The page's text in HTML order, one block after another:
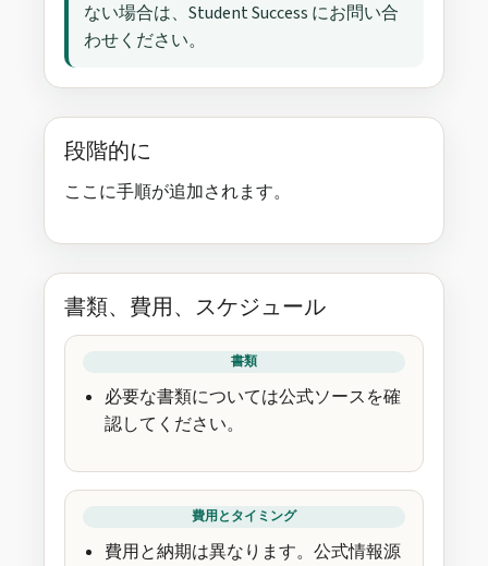
ない場合は、Student Success にお問い合
わせください。
段階的に
ここに手順が追加されます。
書類、費用、スケジュール
書類
必要な書類については公式ソースを確
認してください。
費用とタイミング
費用と納期は異なります。公式情報源